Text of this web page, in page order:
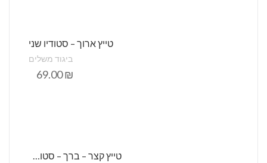
טייץ ארוך – סטודיו שני
ביגוד משלים
69.00₪
טייץ קצר – ברך – סטודיו שני